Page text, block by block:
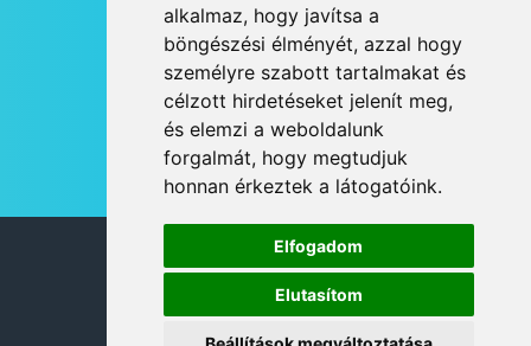
alkalmaz, hogy javítsa a
böngészési élményét, azzal hogy
személyre szabott tartalmakat és
célzott hirdetéseket jelenít meg,
és elemzi a weboldalunk
forgalmát, hogy megtudjuk
honnan érkeztek a látogatóink.
Elfogadom
Elutasítom
JOGI NYILATKOZAT
KAPCSOLAT
OLDALTÉRKÉP
IMPRESSZUM
HÍR BEKÜLDÉSE
© 2026 DANUBIA TV